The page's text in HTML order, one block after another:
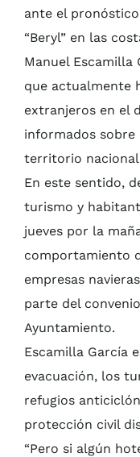
ante el
“Beryl” en las
Manuel Escamilla
que actualmente
extranjeros en el
informados sobre
territorio
En este sentido,
turismo y
jueves por la
comportamiento
empresas
parte del
Ayuntamiento.
Escamilla García
evacuación, los
refugios
protección civil
“Pero si algún